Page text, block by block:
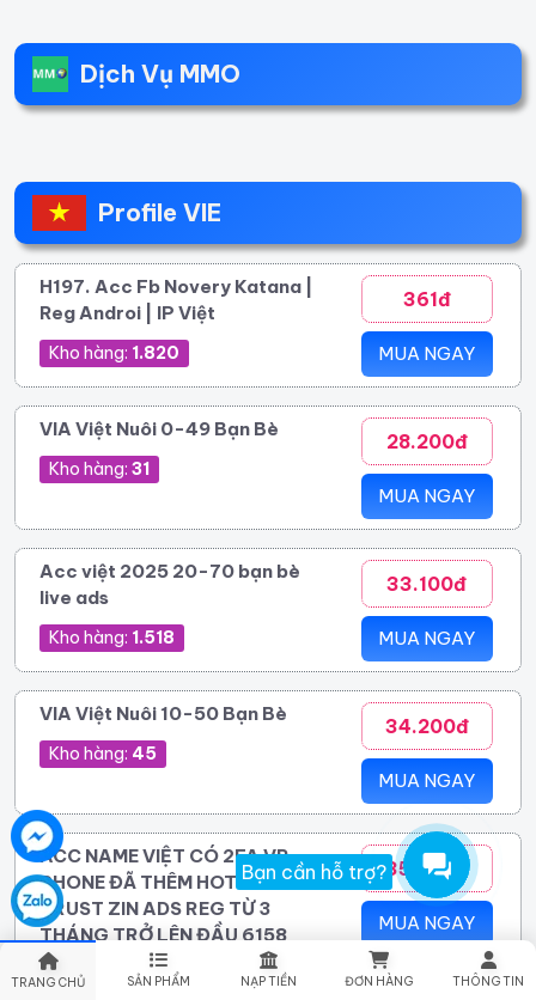
Bạn cần hỗ trợ?
TRANG CHỦ SẢN PHẨM NẠP TIỀN ĐƠN HÀNG THÔNG TIN
Dịch Vụ MMO
Profile VIE
H197. Acc Fb Novery Katana |
Reg Androi | IP Việt
Kho hàng: 1.820
361đ
MUA NGAY
VIA Việt Nuôi 0-49 Bạn Bè
Kho hàng: 31
28.200đ
MUA NGAY
Acc việt 2025 20-70 bạn bè
live ads
Kho hàng: 1.518
33.100đ
MUA NGAY
VIA Việt Nuôi 10-50 Bạn Bè
Kho hàng: 45
34.200đ
MUA NGAY
ACC NAME VIỆT CÓ 2FA VR
PHONE ĐÃ THÊM HOTMAIL
TRUST ZIN ADS REG TỪ 3
THÁNG TRỞ LÊN ĐẦU 6158
Kho hàng:125
35.000đ
MUA NGAY